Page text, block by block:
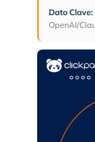
Dato Clave:
OpenAI/